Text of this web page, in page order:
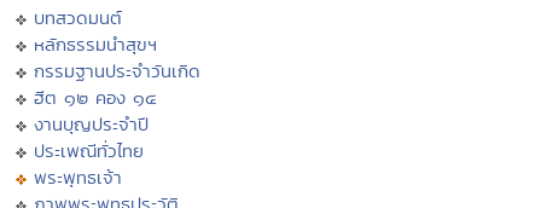
บทสวดมนต์
หลักธรรมนำสุขฯ
กรรมฐานประจำวันเกิด
ฮีต ๑๒ คอง ๑๔
งานบุญประจำปี
ประเพณีทั่วไทย
พระพุทธเจ้า